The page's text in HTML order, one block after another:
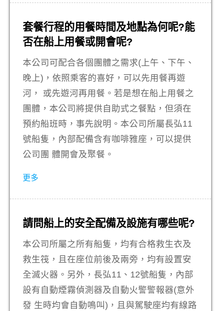
套餐行程的用餐時間及地點為何呢?能
否在船上用餐或開會呢?
本公司可配合各個團體之需求(上午、下午、
晚上)，依照乘客的喜好，可以先用餐再遊
河， 或先遊河再用餐。若是想在船上用餐之
團體，本公司將提供自助式之餐點，但須在
預約船班時，事先說明。本公司所屬長弘11
號船隻，內部配備含有咖啡雅座，可以提供
公司團 體開會及聚餐。
更多
請問船上的安全配備及設施有哪些呢?
本公司所屬之所有船隻，均有合格救生衣及
救生筏，且在座位前後及兩旁，均有設置安
全滅火器。另外，長弘11、12號船隻，內部
設有自動煙霧偵測器及自動火警警報器(意外
發 生時均會自動鳴叫)，且與駕駛座均有線路